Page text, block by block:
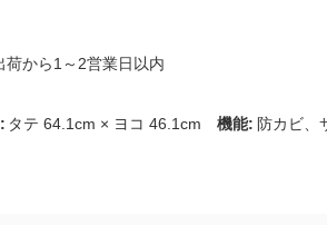
荷から1～2営業日以内
: タテ 64.1cm × ヨコ 46.1cm機能: 防カビ、